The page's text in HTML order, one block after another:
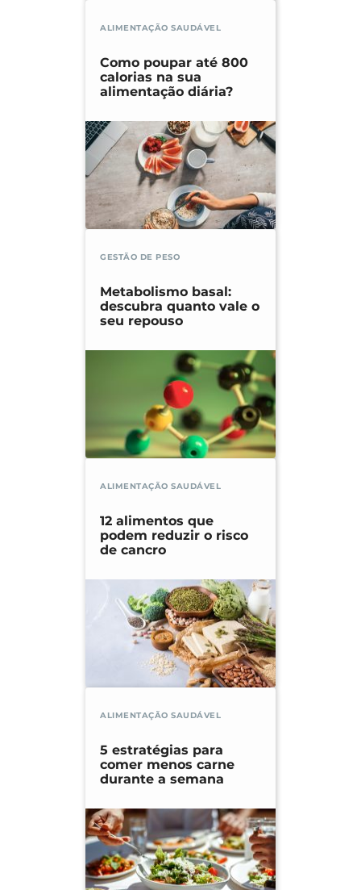
ALIMENTAÇÃO SAUDÁVEL
Como poupar até 800
calorias na sua
alimentação diária?
GESTÃO DE PESO
Metabolismo basal:
descubra quanto vale o
seu repouso
ALIMENTAÇÃO SAUDÁVEL
12 alimentos que
podem reduzir o risco
de cancro
ALIMENTAÇÃO SAUDÁVEL
5 estratégias para
comer menos carne
durante a semana